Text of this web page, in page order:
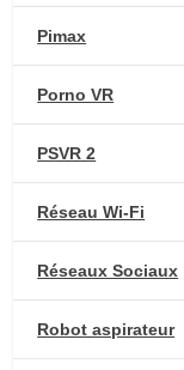
Pimax
Porno VR
PSVR 2
Réseau Wi-Fi
Réseaux Sociaux
Robot aspirateur